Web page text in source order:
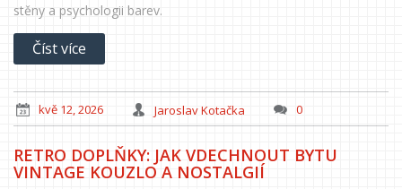
stěny a psychologii barev.
Číst více
kvě 12, 2026 Jaroslav Kotačka 0
RETRO DOPLŇKY: JAK VDECHNOUT BYTU
VINTAGE KOUZLO A NOSTALGIÍ